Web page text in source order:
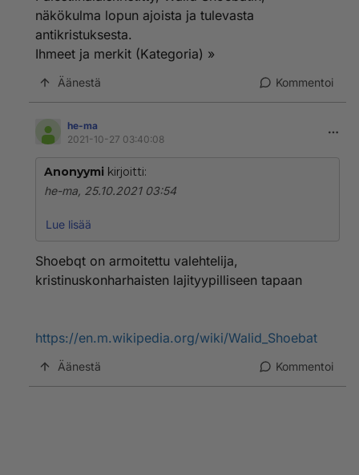
näkökulma lopun ajoista ja tulevasta
antikristuksesta.
Ihmeet ja merkit (Kategoria) »
Äänestä Kommentoi
he-ma
2021-10-27 03:40:08
Anonyymi kirjoitti:
he-ma, 25.10.2021 03:54
Sori, tuo on minulta.
Ja tässä on herrasi jota odotat: https://www.tv7.fi/arkk
i/raamatun-profetiat-ja-antikristus_p47522/
Raamatun profetiat ja antikristus
lopun ajoista ja tulevasta antikristuksesta.
Lue lisää
Shoebqt on armoitettu valehtelija,
kristinuskonharhaisten lajityypilliseen tapaan
https://en.m.wikipedia.org/wiki/Walid_Shoebat
Äänestä Kommentoi